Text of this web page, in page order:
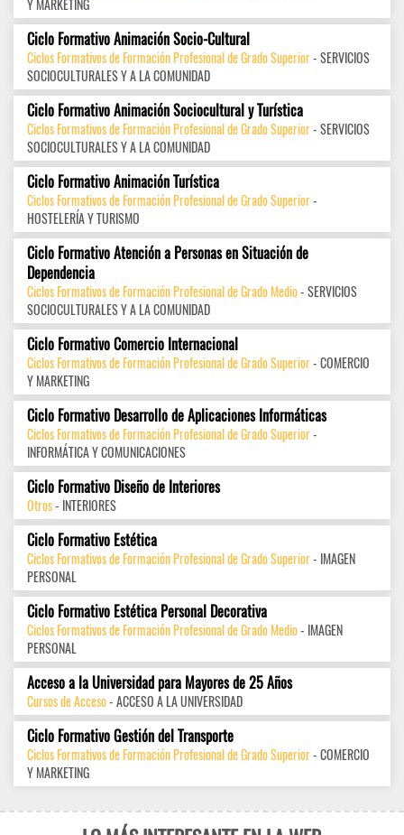
Y MARKETING
Ciclo Formativo Animación Socio-Cultural
Ciclos Formativos de Formación Profesional de Grado Superior- SERVICIOS
SOCIOCULTURALES Y A LA COMUNIDAD
Ciclo Formativo Animación Sociocultural y Turística
Ciclos Formativos de Formación Profesional de Grado Superior- SERVICIOS
SOCIOCULTURALES Y A LA COMUNIDAD
Ciclo Formativo Animación Turística
Ciclos Formativos de Formación Profesional de Grado Superior-
HOSTELERÍA Y TURISMO
Ciclo Formativo Atención a Personas en Situación de
Dependencia
Ciclos Formativos de Formación Profesional de Grado Medio- SERVICIOS
SOCIOCULTURALES Y A LA COMUNIDAD
Ciclo Formativo Comercio Internacional
Ciclos Formativos de Formación Profesional de Grado Superior- COMERCIO
Y MARKETING
Ciclo Formativo Desarrollo de Aplicaciones Informáticas
Ciclos Formativos de Formación Profesional de Grado Superior-
INFORMÁTICA Y COMUNICACIONES
Ciclo Formativo Diseño de Interiores
Otros- INTERIORES
Ciclo Formativo Estética
Ciclos Formativos de Formación Profesional de Grado Superior- IMAGEN
PERSONAL
Ciclo Formativo Estética Personal Decorativa
Ciclos Formativos de Formación Profesional de Grado Medio- IMAGEN
PERSONAL
Acceso a la Universidad para Mayores de 25 Años
Cursos de Acceso- ACCESO A LA UNIVERSIDAD
Ciclo Formativo Gestión del Transporte
Ciclos Formativos de Formación Profesional de Grado Superior- COMERCIO
Y MARKETING